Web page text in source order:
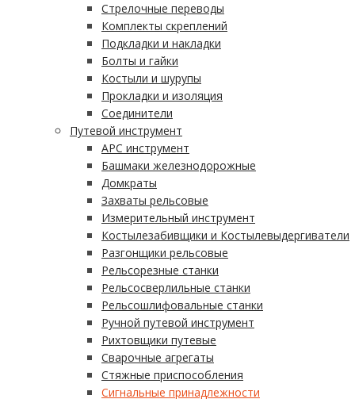
Стрелочные переводы
Комплекты скреплений
Подкладки и накладки
Болты и гайки
Костыли и шурупы
Прокладки и изоляция
Соединители
Путевой инструмент
АРС инструмент
Башмаки железнодорожные
Домкраты
Захваты рельсовые
Измерительный инструмент
Костылезабивщики и Костылевыдергиватели
Разгонщики рельсовые
Рельсорезные станки
Рельсосверлильные станки
Рельсошлифовальные станки
Ручной путевой инструмент
Рихтовщики путевые
Сварочные агрегаты
Стяжные приспособления
Сигнальные принадлежности